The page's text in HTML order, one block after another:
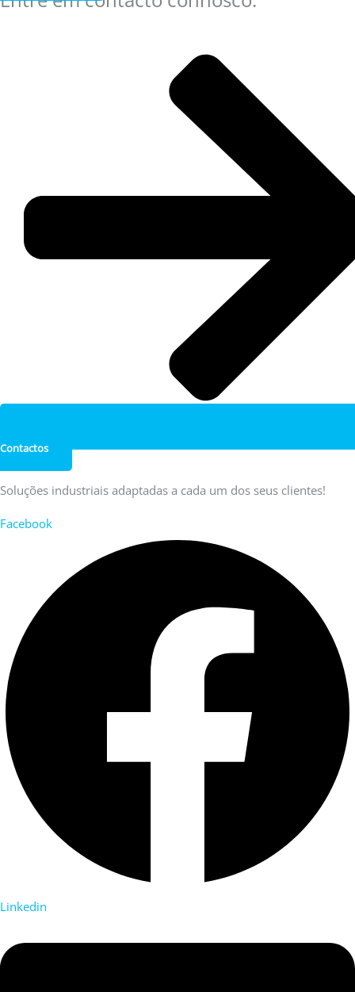
Contactos
Soluções industriais adaptadas a cada um dos seus clientes!
Facebook
Linkedin